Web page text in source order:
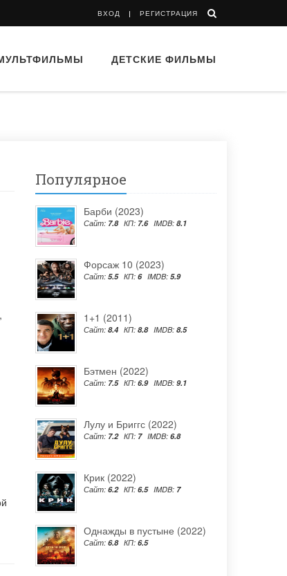
ВХОД РЕГИСТРАЦИЯ
ДЕТСКИЕ ФИЛЬМЫ
,
Популярное
Барби (2023)
Сайт: 7.8 КП: 7.6 IMDB: 8.1
Форсаж 10 (2023)
Сайт: 5.5 КП: 6 IMDB: 5.9
1+1 (2011)
Сайт: 8.4 КП: 8.8 IMDB: 8.5
Бэтмен (2022)
Сайт: 7.5 КП: 6.9 IMDB: 9.1
Лулу и Бриггс (2022)
Сайт: 7.2 КП: 7 IMDB: 6.8
Крик (2022)
Сайт: 6.2 КП: 6.5 IMDB: 7
Однажды в пустыне (2022)
Сайт: 6.8 КП: 6.5